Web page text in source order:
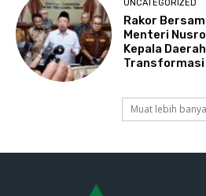
UNCATEGORIZED
Rakor
Menteri
Kepala
Transformasi
Muat lebih